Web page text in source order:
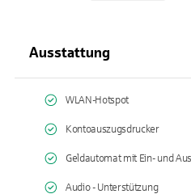
Ausstattung
WLAN-Hotspot
Kontoauszugsdrucker
Geldautomat mit Ein- und
Audio - Unterstützung